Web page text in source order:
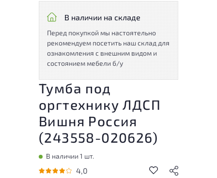
В наличии на складе
Перед покупкой мы настоятельно
рекомендуем посетить наш склад для
ознакомления с внешним видом и
состоянием мебели б/у
Тумба под
оргтехнику ЛДСП
Вишня Россия
(243558-020626)
В наличии 1 шт.
4,0